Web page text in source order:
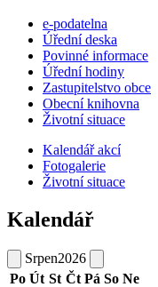
e-podatelna
Úřední deska
Povinné informace
Úřední hodiny
Zastupitelstvo obce
Obecní knihovna
Životní situace
Kalendář akcí
Fotogalerie
Životní situace
Kalendář
Srpen2026
Po Út St Čt Pá So Ne